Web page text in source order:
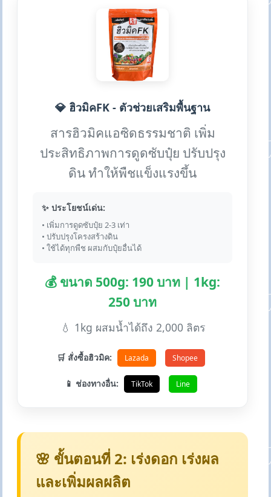
💎 ฮิวมิคFK - ตัวช่วยเสริมพื้นฐาน
สารฮิวมิคแอซิดธรรมชาติ เพิ่ม
ประสิทธิภาพการดูดซับปุ๋ย ปรับปรุง
ดิน ทำให้พืชแข็งแรงขึ้น
✨ ประโยชน์เด่น:
• เพิ่มการดูดซับปุ๋ย 2-3 เท่า
• ปรับปรุงโครงสร้างดิน
• ใช้ได้ทุกพืช ผสมกับปุ๋ยอื่นได้
💰 ขนาด 500g: 190 บาท | 1kg:
250 บาท
💧 1kg ผสมน้ำได้ถึง 2,000 ลิตร
🛒 สั่งซื้อฮิวมิค: Lazada Shopee
📱 ช่องทางอื่น: TikTok Line
🌸 ขั้นตอนที่ 2: เร่งดอก เร่งผล
และเพิ่มผลผลิต